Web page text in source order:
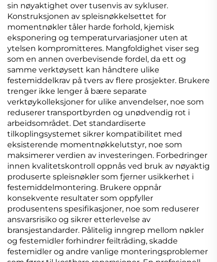
sin nøyaktighet over tusenvis av sykluser.
Konstruksjonen av spleisnøkkelsettet for
momentnøkler tåler harde forhold, kjemisk
eksponering og temperaturvariasjoner uten at
ytelsen kompromitteres. Mangfoldighet viser seg
som en annen overbevisende fordel, da ett og
samme verktøysett kan håndtere ulike
festemiddelkrav på tvers av flere prosjekter. Brukere
trenger ikke lenger å bære separate
verktøykolleksjoner for ulike anvendelser, noe som
reduserer transportbyrden og unødvendig rot i
arbeidsområdet. Det standardiserte
tilkoplingsystemet sikrer kompatibilitet med
eksisterende momentnøkkelutstyr, noe som
maksimerer verdien av investeringen. Forbedringer
innen kvalitetskontroll oppnås ved bruk av nøyaktig
produserte spleisnøkler som fjerner usikkerhet i
festemiddelmontering. Brukere oppnår
konsekvente resultater som oppfyller
produsentens spesifikasjoner, noe som reduserer
ansvarsrisiko og sikrer etterlevelse av
bransjestandarder. Pålitelig inngrep mellom nøkler
og festemidler forhindrer feiltråding, skadde
festemidler og andre vanlige monteringsproblemer